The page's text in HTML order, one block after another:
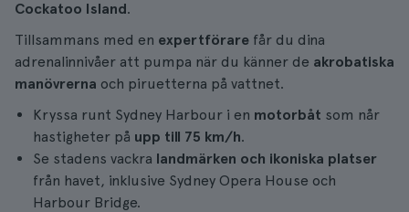
Cockatoo Island.
Tillsammans med en expertförare får du dina
adrenalinnivåer att pumpa när du känner de akrobatiska
manövrerna och piruetterna på vattnet.
Kryssa runt Sydney Harbour i en motorbåt som når
hastigheter på upp till 75 km/h.
Se stadens vackra landmärken och ikoniska platser
från havet, inklusive Sydney Opera House och
Harbour Bridge.